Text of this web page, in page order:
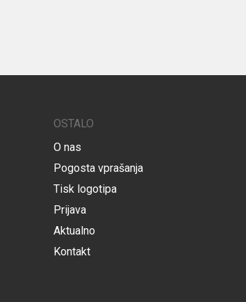
OSTALO
O nas
Pogosta vprašanja
Tisk logotipa
Prijava
Aktualno
Kontakt